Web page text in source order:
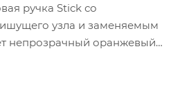
ручка Stick со
узла и заменяемым
непрозрачный оранжевый